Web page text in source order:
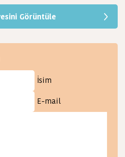
Görüntüle
İsim
E-mail